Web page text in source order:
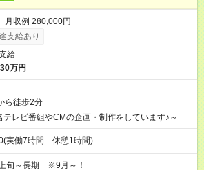
収例 280,000円
支給あり
給
万円
ら徒歩2分
テレビ番組やCMの企画・制作をしています♪～
実働7時間 休憩1時間)
旬～長期 ※9月～！